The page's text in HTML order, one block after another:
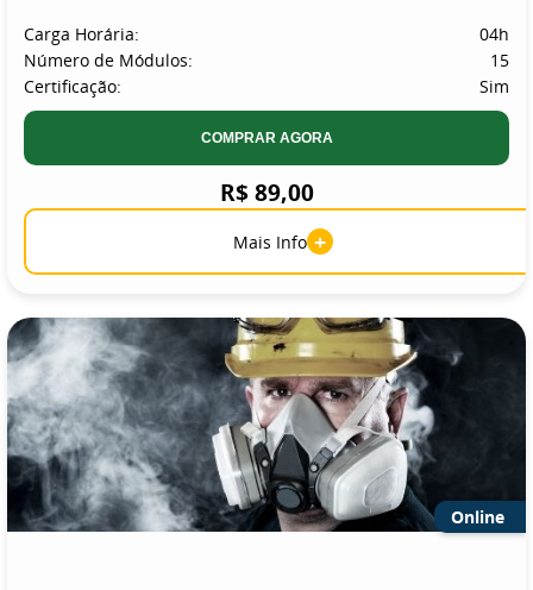
Carga Horária:
04h
Número de Módulos:
15
Certificação:
Sim
COMPRAR AGORA
R$ 89,00
Mais Info +
Online